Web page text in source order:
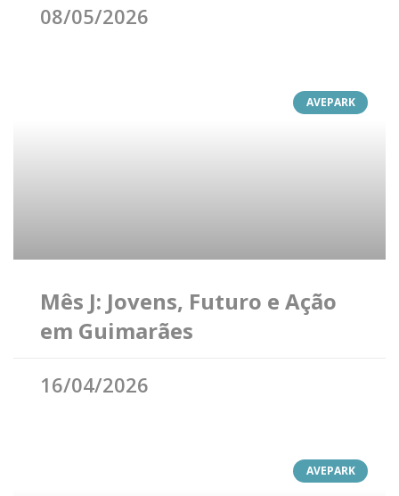
08/05/2026
AVEPARK
Mês J: Jovens, Futuro e Ação
em Guimarães
16/04/2026
AVEPARK